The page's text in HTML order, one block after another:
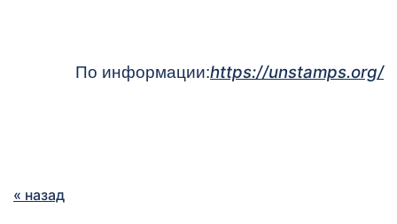
По информации:https://unstamps.org/
« назад